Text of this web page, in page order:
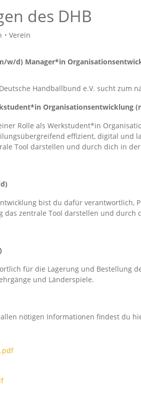
des DHB
Verein
w/d) Manager*in
Handballbund e.V. sucht zum
Organisationsentwicklung
Rolle als Werkstudent*in
effizient, digital und
Tool darstellen und durch dich in
bist du dafür
das zentrale Tool darstellen und
für die Lagerung und Bestellung
und Länderspiele.
nötigen Informationen findest du